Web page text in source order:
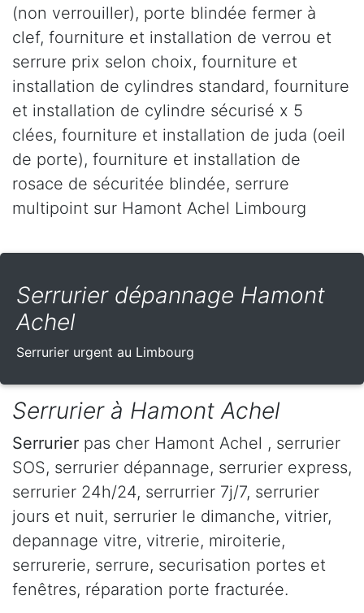
(non verrouiller), porte blindée fermer à
clef, fourniture et installation de verrou et
serrure prix selon choix, fourniture et
installation de cylindres standard, fourniture
et installation de cylindre sécurisé x 5
clées, fourniture et installation de juda (oeil
de porte), fourniture et installation de
rosace de sécuritée blindée, serrure
multipoint sur Hamont Achel Limbourg
Serrurier dépannage Hamont
Achel
Serrurier urgent au Limbourg
Serrurier à Hamont Achel
Serrurier pas cher Hamont Achel , serrurier
SOS, serrurier dépannage, serrurier express,
serrurier 24h/24, serrurrier 7j/7, serrurier
jours et nuit, serrurier le dimanche, vitrier,
depannage vitre, vitrerie, miroiterie,
serrurerie, serrure, securisation portes et
fenêtres, réparation porte fracturée.